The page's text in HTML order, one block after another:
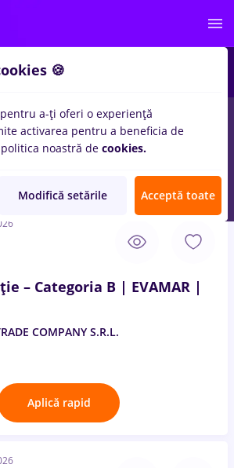
Part time Fără experiență
– Categoria B | EVAMAR |
COMPANY S.R.L.
Aplică rapid
🍪
a-ți oferi o experiență
activarea pentru a beneficia de
noastră de cookies.
Modifică setările Acceptă toate